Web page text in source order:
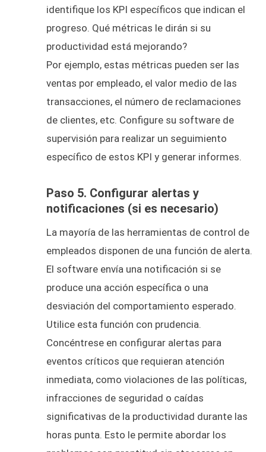
identifique los KPI específicos que indican el
progreso. Qué métricas le dirán si su
productividad está mejorando?
Por ejemplo, estas métricas pueden ser las
ventas por empleado, el valor medio de las
transacciones, el número de reclamaciones
de clientes, etc. Configure su software de
supervisión para realizar un seguimiento
específico de estos KPI y generar informes.
Paso 5. Configurar alertas y
notificaciones (si es necesario)
La mayoría de las herramientas de control de
empleados disponen de una función de alerta.
El software envía una notificación si se
produce una acción específica o una
desviación del comportamiento esperado.
Utilice esta función con prudencia.
Concéntrese en configurar alertas para
eventos críticos que requieran atención
inmediata, como violaciones de las políticas,
infracciones de seguridad o caídas
significativas de la productividad durante las
horas punta. Esto le permite abordar los